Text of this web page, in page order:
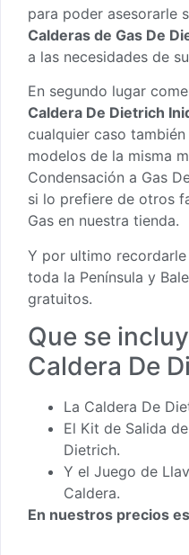
para poder asesorarle
Calderas de Gas De
a las necesidades de
En segundo lugar
Caldera De Dietrich
cualquier caso
modelos de la misma
Condensación a Gas
si lo prefiere de otros
Gas en nuestra tienda.
Y por ultimo
toda la Península y
gratuitos.
Que se
Caldera De
La Caldera De
El Kit de Salida
Dietrich.
Y el Juego de
Caldera.
En nuestros precios